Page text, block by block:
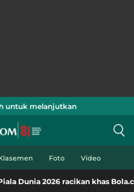
untuk melanjutkan
Foto Video
racikan khas Bola.com. Klik di